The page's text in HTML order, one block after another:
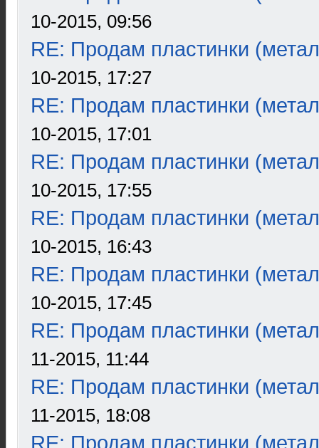
10-2015, 09:56
RE: Продам пластинки
10-2015, 17:27
RE: Продам пластинки
10-2015, 17:01
RE: Продам пластинки
10-2015, 17:55
RE: Продам пластинки
10-2015, 16:43
RE: Продам пластинки
10-2015, 17:45
RE: Продам пластинки
11-2015, 11:44
RE: Продам пластинки
11-2015, 18:08
RE: Продам пластинки